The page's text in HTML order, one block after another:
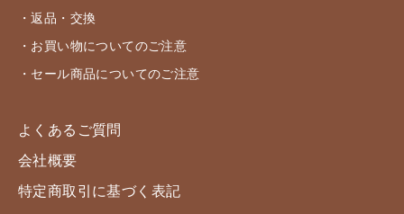
・返品・交換
・お買い物についてのご注意
・セール商品についてのご注意
よくあるご質問
会社概要
特定商取引に基づく表記